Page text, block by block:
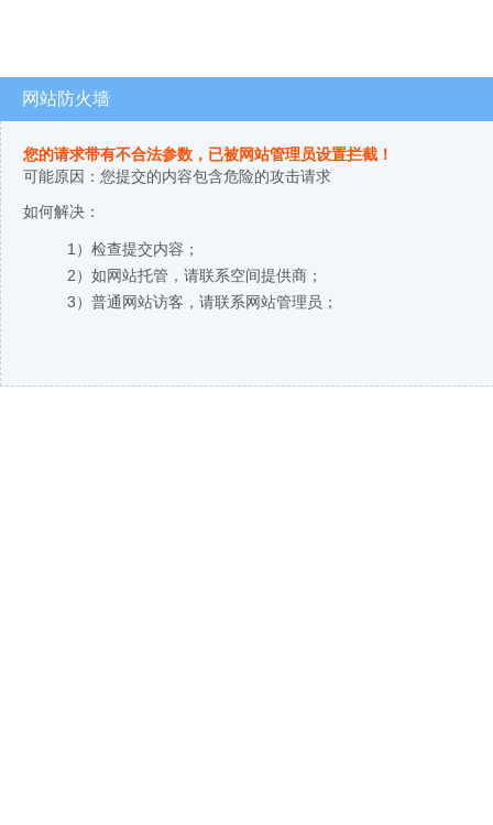
网站防火墙
您的请求带有不合法参数，已被网站管理员设置拦截！
可能原因：您提交的内容包含危险的攻击请求
如何解决：
1）检查提交内容；
2）如网站托管，请联系空间提供商；
3）普通网站访客，请联系网站管理员；